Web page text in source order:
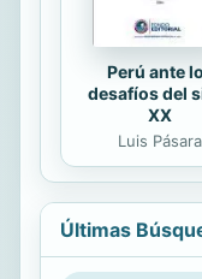
Perú ante
desafíos del
XX
Luis Pásara
Últimas